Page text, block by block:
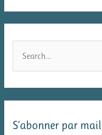
rS’abonner par mail